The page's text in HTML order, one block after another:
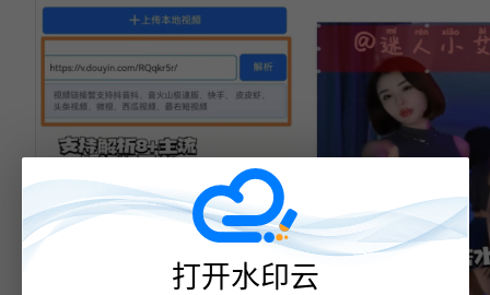
除
图
水
印
软
件？
打开水印云